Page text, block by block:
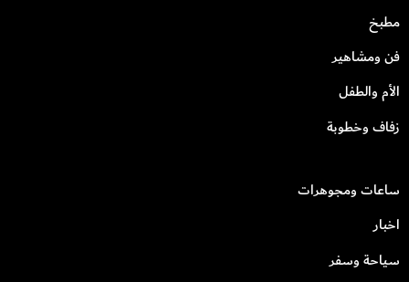
مطبخ
فن ومشاهير
الأم والطفل
زفاف وخطوبة
ساعات ومجوهرات
اخبار
سياحة وسفر